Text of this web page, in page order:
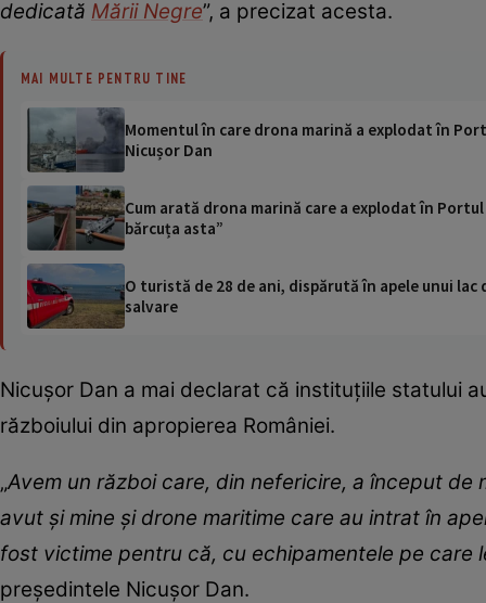
dedicată Mării Negre”, a precizat acesta.
MAI MULTE PENTRU TINE
Momentul în care drona marină a explodat în
Nicușor Dan
Cum arată drona marină care a explodat în
bărcuța asta”
O turistă de 28 de ani, dispărută în apele unui
salvare
Nicușor Dan a mai declarat că instituțiile statului
războiului din apropierea României.
„Avem un război care, din nefericire, a început
avut şi mine şi drone maritime care au intrat în
fost victime pentru că, cu echipamentele pe
președintele Nicușor Dan.